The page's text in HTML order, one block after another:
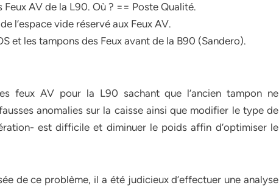
AV de la L90. Où ? == Poste Qualité.
l’espace vide réservé aux Feux AV.
et les tampons des Feux avant de la B90 (Sandero).
feux AV pour la L90 sachant que l’ancien tampon ne
anomalies sur la caisse ainsi que modifier le type de
est difficile et diminuer le poids affin d’optimiser le
de ce problème, il a été judicieux d’effectuer une analyse